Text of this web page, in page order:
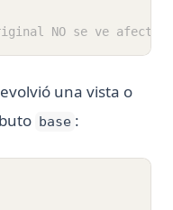
NO se ve afectado
una vista o
base :